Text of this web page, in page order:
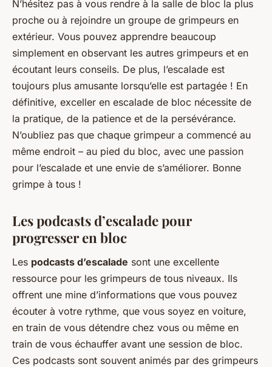
N’hésitez pas à vous rendre à la salle de bloc la plus
proche ou à rejoindre un groupe de grimpeurs en
extérieur. Vous pouvez apprendre beaucoup
simplement en observant les autres grimpeurs et en
écoutant leurs conseils. De plus, l’escalade est
toujours plus amusante lorsqu’elle est partagée ! En
définitive, exceller en escalade de bloc nécessite de
la pratique, de la patience et de la persévérance.
N’oubliez pas que chaque grimpeur a commencé au
même endroit – au pied du bloc, avec une passion
pour l’escalade et une envie de s’améliorer. Bonne
grimpe à tous !
Les podcasts d’escalade pour
progresser en bloc
Les podcasts d’escalade sont une excellente
ressource pour les grimpeurs de tous niveaux. Ils
offrent une mine d’informations que vous pouvez
écouter à votre rythme, que vous soyez en voiture,
en train de vous détendre chez vous ou même en
train de vous échauffer avant une session de bloc.
Ces podcasts sont souvent animés par des grimpeurs